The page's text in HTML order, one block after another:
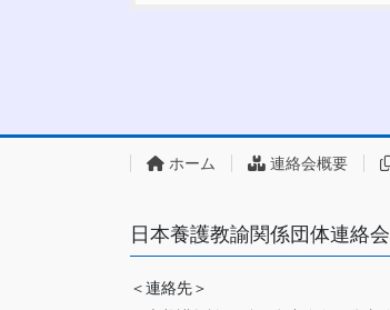
ホーム 連絡会概要
日本養護教諭関係団体連絡会
＜連絡先＞